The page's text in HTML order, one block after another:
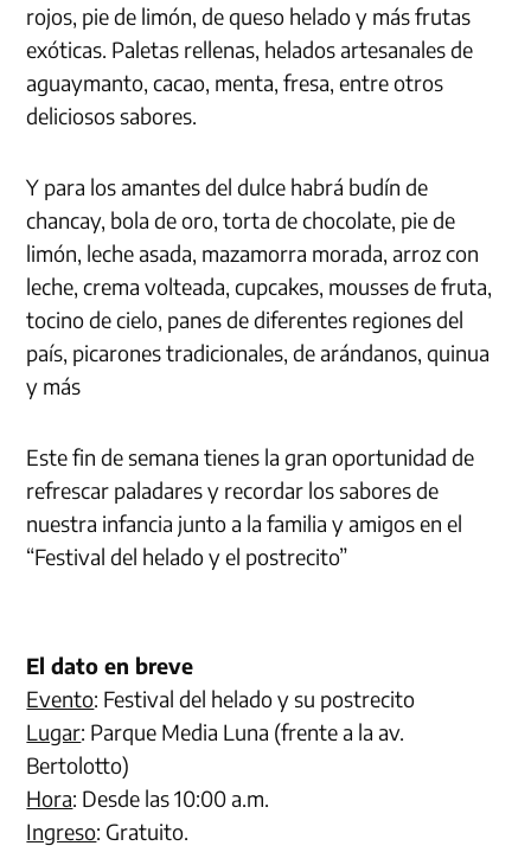
rojos, pie de limón, de queso helado y más frutas
exóticas. Paletas rellenas, helados artesanales de
aguaymanto, cacao, menta, fresa, entre otros
deliciosos sabores.
Y para los amantes del dulce habrá budín de
chancay, bola de oro, torta de chocolate, pie de
limón, leche asada, mazamorra morada, arroz con
leche, crema volteada, cupcakes, mousses de fruta,
tocino de cielo, panes de diferentes regiones del
país, picarones tradicionales, de arándanos, quinua
y más
Este fin de semana tienes la gran oportunidad de
refrescar paladares y recordar los sabores de
nuestra infancia junto a la familia y amigos en el
“Festival del helado y el postrecito”
El dato en breve
Evento: Festival del helado y su postrecito
Lugar: Parque Media Luna (frente a la av.
Bertolotto)
Hora: Desde las 10:00 a.m.
Ingreso: Gratuito.